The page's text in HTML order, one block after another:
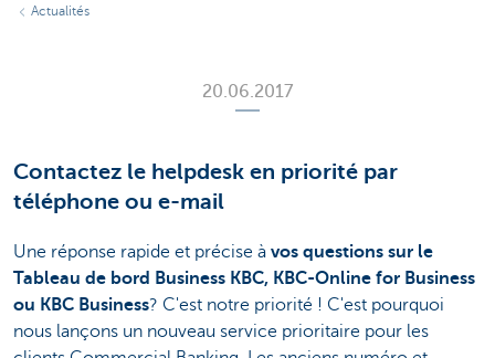
Actualités
20.06.2017
Contactez le helpdesk en priorité par
téléphone ou e-mail
Une réponse rapide et précise à vos questions sur le
Tableau de bord Business KBC, KBC-Online for Business
ou KBC Business? C'est notre priorité ! C'est pourquoi
nous lançons un nouveau service prioritaire pour les